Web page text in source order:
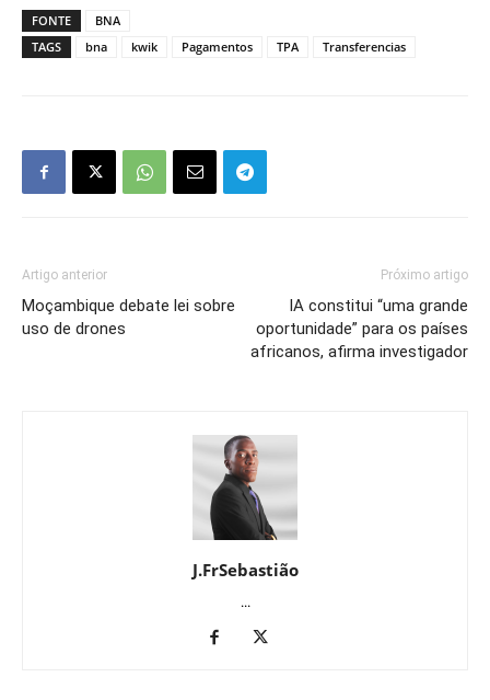
FONTE
BNA
TAGS
bna kwik Pagamentos TPA Transferencias
Artigo anterior
Moçambique debate lei sobre
uso de drones
Próximo artigo
IA constitui “uma grande
oportunidade” para os países
africanos, afirma investigador
J.FrSebastião
...